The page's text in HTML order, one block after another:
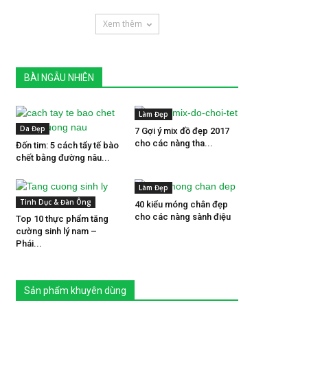
Xem thêm
BÀI NGẪU NHIÊN
Da Đẹp
Đốn tim: 5 cách tẩy tế bào
chết bằng đường nâu...
Làm Đẹp
7 Gợi ý mix đồ đẹp 2017
cho các nàng tha...
Tình Dục & Đàn Ông
Top 10 thực phẩm tăng
cường sinh lý nam –
Phái...
Làm Đẹp
40 kiểu móng chân đẹp
cho các nàng sành điệu
Sản phẩm khuyên dùng